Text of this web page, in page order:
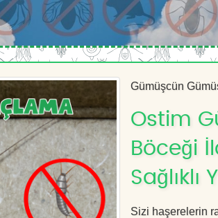
Gümüşcün
Ostim
Böceği
Sağlıklı
Sizi haşerelerin